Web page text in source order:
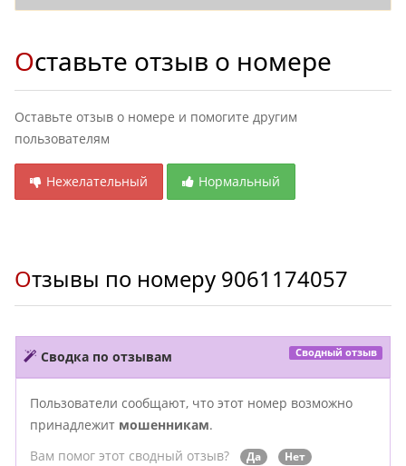
Оставьте отзыв о номере
Оставьте отзыв о номере и помогите другим
пользователям
Нежелательный Нормальный
Отзывы по номеру 9061174057
Сводка по отзывам Сводный отзыв
Пользователи сообщают, что этот номер возможно
принадлежит мошенникам.
Вам помог этот сводный отзыв?
Да Нет